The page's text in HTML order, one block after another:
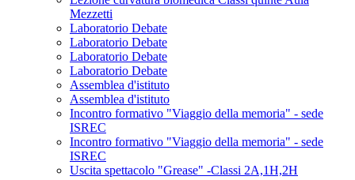
Mezzetti
Laboratorio Debate
Laboratorio Debate
Laboratorio Debate
Laboratorio Debate
Assemblea d'istituto
Assemblea d'istituto
Incontro formativo "Viaggio della memoria" - sede
ISREC
Incontro formativo "Viaggio della memoria" - sede
ISREC
Uscita spettacolo "Grease" -Classi 2A,1H,2H